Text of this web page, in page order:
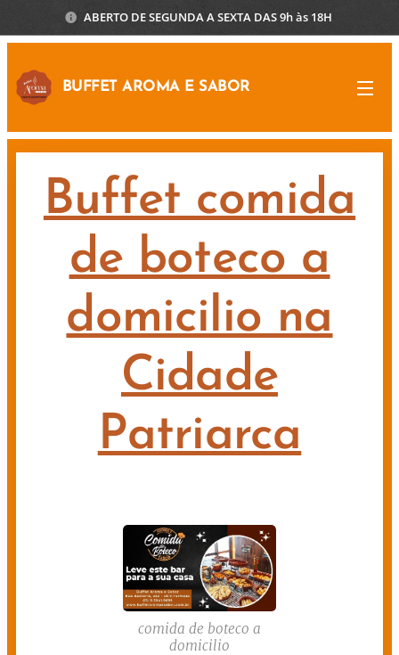
ABERTO DE SEGUNDA A SEXTA DAS 9h às 18H
BUFFET AROMA E SABOR
Buffet comida
de boteco a
domicilio na
Cidade
Patriarca
comida de boteco a
domicilio